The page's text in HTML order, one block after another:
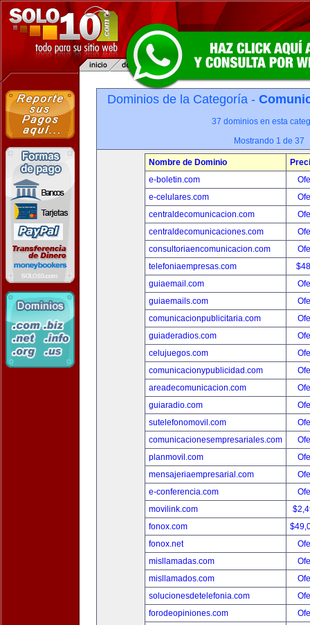
Dominios de la Categoría -
37 dominios en esta
Mostrando 1 de 37
Nombre de Dominio
e-boletin.com
e-celulares.com
centraldecomunicacion.com
centraldecomunicaciones.com
consultoriaencomunicacion.com
telefoniaempresas.com
guiaemail.com
guiaemails.com
comunicacionpublicitaria.com
guiaderadios.com
celujuegos.com
comunicacionypublicidad.com
areadecomunicacion.com
guiaradio.com
sutelefonomovil.com
comunicacionesempresariales.com
planmovil.com
mensajeriaempresarial.com
e-conferencia.com
movilink.com
fonox.com
fonox.net
misllamadas.com
misllamados.com
solucionesdetelefonia.com
forodeopiniones.com